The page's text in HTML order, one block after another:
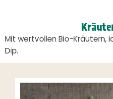
Mit wertvollen Bio-Kräutern,
Dip.